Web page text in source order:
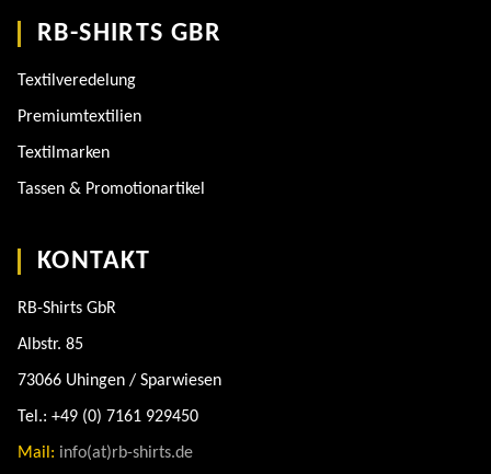
RB-SHIRTS GBR
Textilveredelung
Premiumtextilien
Textilmarken
Tassen & Promotionartikel
KONTAKT
RB-Shirts GbR
Albstr. 85
73066 Uhingen / Sparwiesen
Tel.: +49 (0) 7161 929450
Mail: info(at)rb-shirts.de